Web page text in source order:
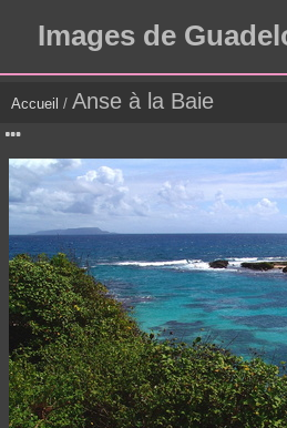
Images de
Accueil / Anse à la Baie